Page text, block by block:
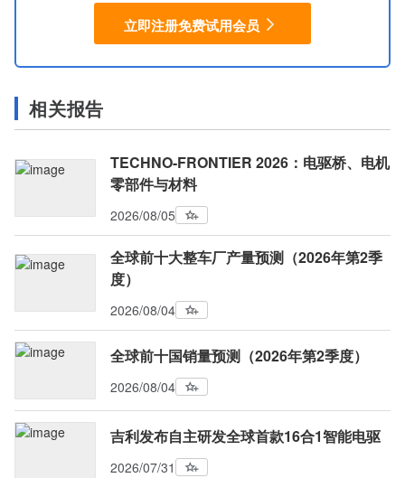
立即注册免费试用会员
相关报告
TECHNO-FRONTIER 2026：电驱桥、电机
零部件与材料
2026/08/05
全球前十大整车厂产量预测（2026年第2季
度）
2026/08/04
全球前十国销量预测（2026年第2季度）
2026/08/04
吉利发布自主研发全球首款16合1智能电驱
2026/07/31